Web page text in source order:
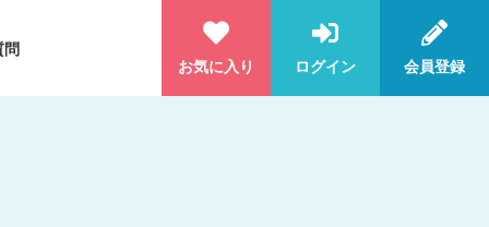
問
お気に入り
ログイン 会員登録